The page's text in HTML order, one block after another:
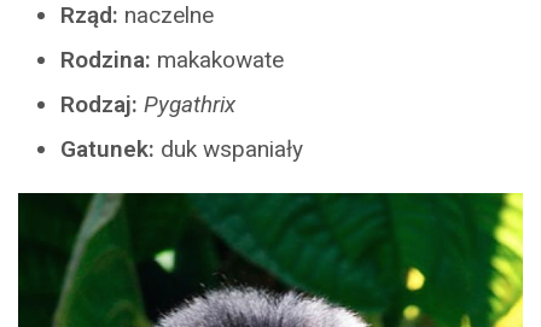
Rząd: naczelne
Rodzina: makakowate
Rodzaj: Pygathrix
Gatunek: duk wspaniały